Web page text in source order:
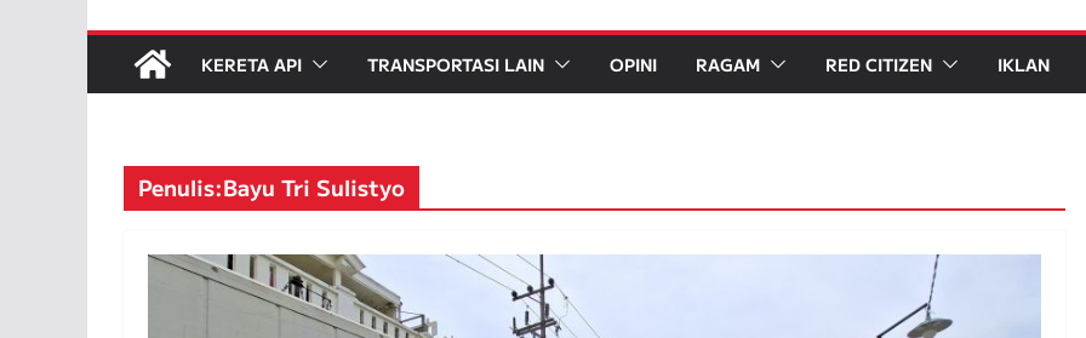
KERETA API TRANSPORTASI LAIN OPINI RAGAM RED CITIZEN IKLAN
Penulis:Bayu Tri Sulistyo